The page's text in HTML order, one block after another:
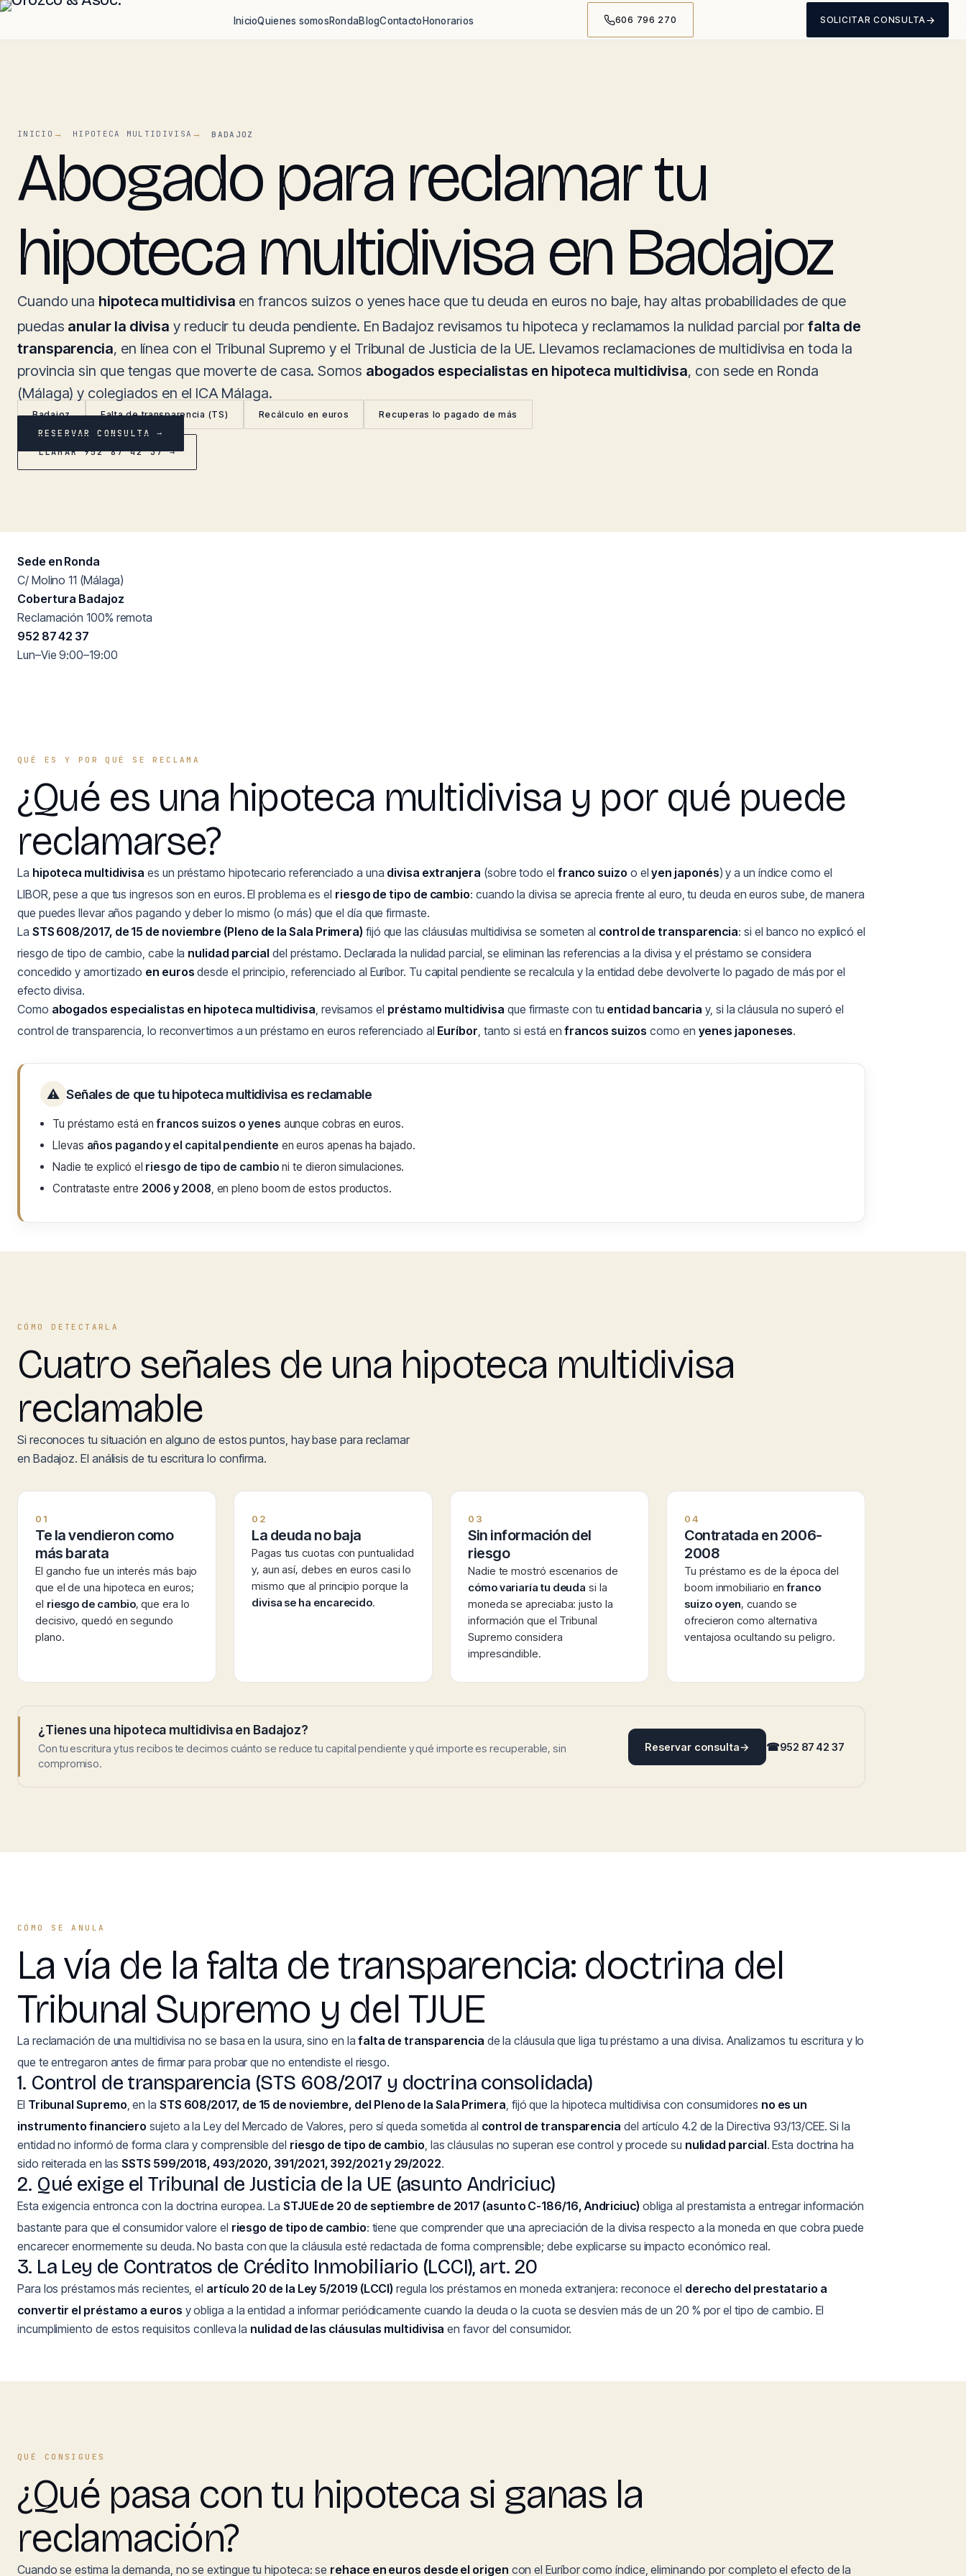
InicioQuienes somosRondaBlogContactoHonorarios 606 796 270 SOLICITAR CONSULTA→
INICIO HIPOTECA MULTIDIVISA BADAJOZ
Abogado para reclamar tu
hipoteca multidivisa en Badajoz
Cuando una hipoteca multidivisa en francos suizos o yenes hace que tu deuda en euros no baje, hay altas probabilidades de que
puedas anular la divisa y reducir tu deuda pendiente. En Badajoz revisamos tu hipoteca y reclamamos la nulidad parcial porfalta de
transparencia, en línea con el Tribunal Supremo y el Tribunal de Justicia de la UE. Llevamos reclamaciones de multidivisa en toda la
provincia sin que tengas que moverte de casa. Somos abogados especialistas en hipoteca multidivisa, con sede en Ronda
(Málaga) y colegiados en el ICA Málaga.
Badajoz Falta de transparencia (TS) Recálculo en euros Recuperas lo pagado de más
RESERVAR CONSULTA →
LLAMAR 952 87 42 37 →
Sede en Ronda
C/ Molino 11 (Málaga)
Cobertura Badajoz
Reclamación 100% remota
952 87 42 37
Lun–Vie 9:00–19:00
QUÉ ES Y POR QUÉ SE RECLAMA
¿Qué es una hipoteca multidivisa y por qué puede
reclamarse?
La hipoteca multidivisa es un préstamo hipotecario referenciado a una divisa extranjera (sobre todo el franco suizo o elyen japonés) y a un índice como el
LIBOR, pese a que tus ingresos son en euros. El problema es el riesgo de tipo de cambio: cuando la divisa se aprecia frente al euro, tu deuda en euros sube, de manera
que puedes llevar años pagando y deber lo mismo (o más) que el día que firmaste.
La STS 608/2017, de 15 de noviembre (Pleno de la Sala Primera) fijó que las cláusulas multidivisa se someten al control de transparencia: si el banco no explicó el
riesgo de tipo de cambio, cabe la nulidad parcial del préstamo. Declarada la nulidad parcial, se eliminan las referencias a la divisa y el préstamo se considera
concedido y amortizado en euros desde el principio, referenciado al Euríbor. Tu capital pendiente se recalcula y la entidad debe devolverte lo pagado de más por el
efecto divisa.
Como abogados especialistas en hipoteca multidivisa, revisamos el préstamo multidivisa que firmaste con tu entidad bancaria y, si la cláusula no superó el
control de transparencia, lo reconvertimos a un préstamo en euros referenciado al Euríbor, tanto si está enfrancos suizos como en yenes japoneses.
⚠ Señales de que tu hipoteca multidivisa es reclamable
Tu préstamo está enfrancos suizos o yenes aunque cobras en euros.
Llevas años pagando y el capital pendiente en euros apenas ha bajado.
Nadie te explicó el riesgo de tipo de cambio ni te dieron simulaciones.
Contrataste entre 2006 y 2008, en pleno boom de estos productos.
CÓMO DETECTARLA
Cuatro señales de una hipoteca multidivisa
reclamable
Si reconoces tu situación en alguno de estos puntos, hay base para reclamar
en Badajoz. El análisis de tu escritura lo confirma.
01
Te la vendieron como
más barata
El gancho fue un interés más bajo
que el de una hipoteca en euros;
el riesgo de cambio, que era lo
decisivo, quedó en segundo
plano.
02
La deuda no baja
Pagas tus cuotas con puntualidad
y, aun así, debes en euros casi lo
mismo que al principio porque la
divisa se ha encarecido.
03
Sin información del
riesgo
Nadie te mostró escenarios de
cómo variaría tu deuda si la
moneda se apreciaba: justo la
información que el Tribunal
Supremo considera
imprescindible.
04
Contratada en 2006-
2008
Tu préstamo es de la época del
boom inmobiliario enfranco
suizo o yen, cuando se
ofrecieron como alternativa
ventajosa ocultando su peligro.
¿Tienes una hipoteca multidivisa en Badajoz?
Con tu escritura y tus recibos te decimos cuánto se reduce tu capital pendiente y qué importe es recuperable, sin
compromiso.
Reservar consulta→ ☎952 87 42 37
CÓMO SE ANULA
La vía de la falta de transparencia: doctrina del
Tribunal Supremo y del TJUE
La reclamación de una multidivisa no se basa en la usura, sino en lafalta de transparencia de la cláusula que liga tu préstamo a una divisa. Analizamos tu escritura y lo
que te entregaron antes de firmar para probar que no entendiste el riesgo.
1. Control de transparencia (STS 608/2017 y doctrina consolidada)
El Tribunal Supremo, en la STS 608/2017, de 15 de noviembre, del Pleno de la Sala Primera, fijó que la hipoteca multidivisa con consumidores no es un
instrumento financiero sujeto a la Ley del Mercado de Valores, pero sí queda sometida al control de transparencia del artículo 4.2 de la Directiva 93/13/CEE. Si la
entidad no informó de forma clara y comprensible del riesgo de tipo de cambio, las cláusulas no superan ese control y procede su nulidad parcial. Esta doctrina ha
sido reiterada en lasSSTS 599/2018, 493/2020, 391/2021, 392/2021 y 29/2022.
2. Qué exige el Tribunal de Justicia de la UE (asunto Andriciuc)
Esta exigencia entronca con la doctrina europea. La STJUE de 20 de septiembre de 2017 (asunto C-186/16, Andriciuc) obliga al prestamista a entregar información
bastante para que el consumidor valore el riesgo de tipo de cambio: tiene que comprender que una apreciación de la divisa respecto a la moneda en que cobra puede
encarecer enormemente su deuda. No basta con que la cláusula esté redactada de forma comprensible; debe explicarse su impacto económico real.
3. La Ley de Contratos de Crédito Inmobiliario (LCCI), art. 20
Para los préstamos más recientes, el artículo 20 de la Ley 5/2019 (LCCI) regula los préstamos en moneda extranjera: reconoce el derecho del prestatario a
convertir el préstamo a euros y obliga a la entidad a informar periódicamente cuando la deuda o la cuota se desvíen más de un 20 % por el tipo de cambio. El
incumplimiento de estos requisitos conlleva la nulidad de las cláusulas multidivisa en favor del consumidor.
QUÉ CONSIGUES
¿Qué pasa con tu hipoteca si ganas la
reclamación?
Cuando se estima la demanda, no se extingue tu hipoteca: se rehace en euros desde el origen con el Euríbor como índice, eliminando por completo el efecto de la